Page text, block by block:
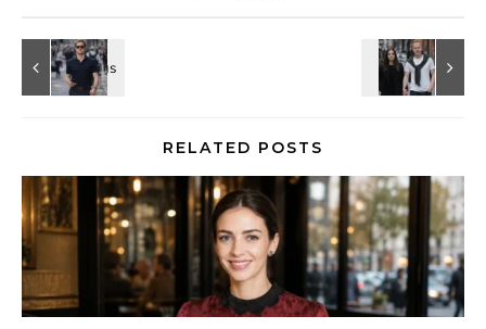
RELATED POSTS